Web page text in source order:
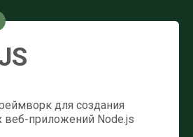
для создания
веб-приложений Node.js